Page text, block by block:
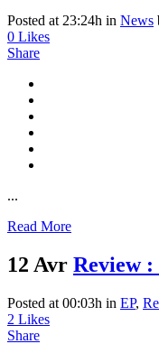
Posted at 23:24h in News
0 Likes
Share
...
Read More
12 Avr Review
Posted at 00:03h in EP,
2 Likes
Share